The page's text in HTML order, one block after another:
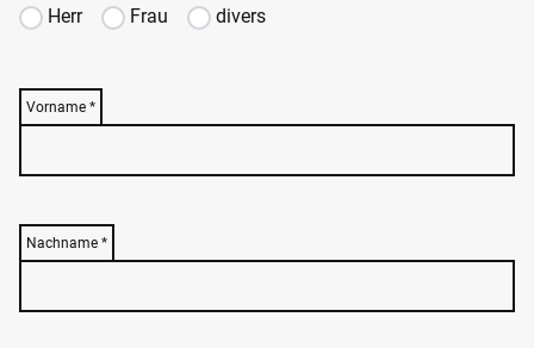
Herr
Frau divers
Vorname *
Nachname *